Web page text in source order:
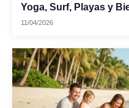
Yoga, Surf, Playas y
11/04/2026